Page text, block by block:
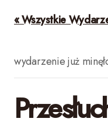
« Wszystkie
wydarzenie już